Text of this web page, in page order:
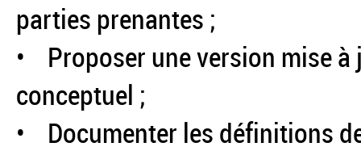
parties prenantes ;
• Proposer une version mise à
conceptuel ;
• Documenter les définitions